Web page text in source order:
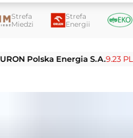
Strefa
Miedzi
Strefa
Energii
Energia S.A.9.23 PLN (-